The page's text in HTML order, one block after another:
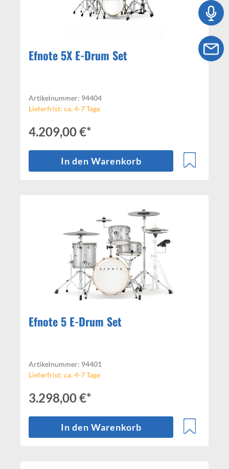
Efnote 5X E-Drum Set
Artikelnummer: 94404
Lieferfrist: ca. 4-7 Tage
4.209,00 €*
In den Warenkorb
Efnote 5 E-Drum Set
Artikelnummer: 94401
Lieferfrist: ca. 4-7 Tage
3.298,00 €*
In den Warenkorb